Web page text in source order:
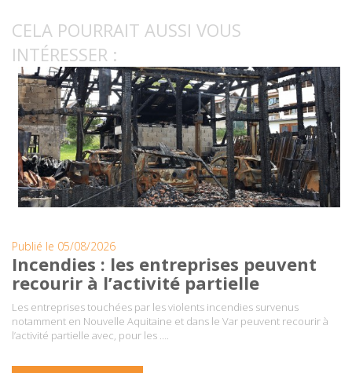
CELA POURRAIT AUSSI VOUS
INTÉRESSER :
Publié le 05/08/2026
Incendies : les entreprises peuvent
recourir à l’activité partielle
Les entreprises touchées par les violents incendies survenus
notamment en Nouvelle Aquitaine et dans le Var peuvent recourir à
l’activité partielle avec, pour les ….